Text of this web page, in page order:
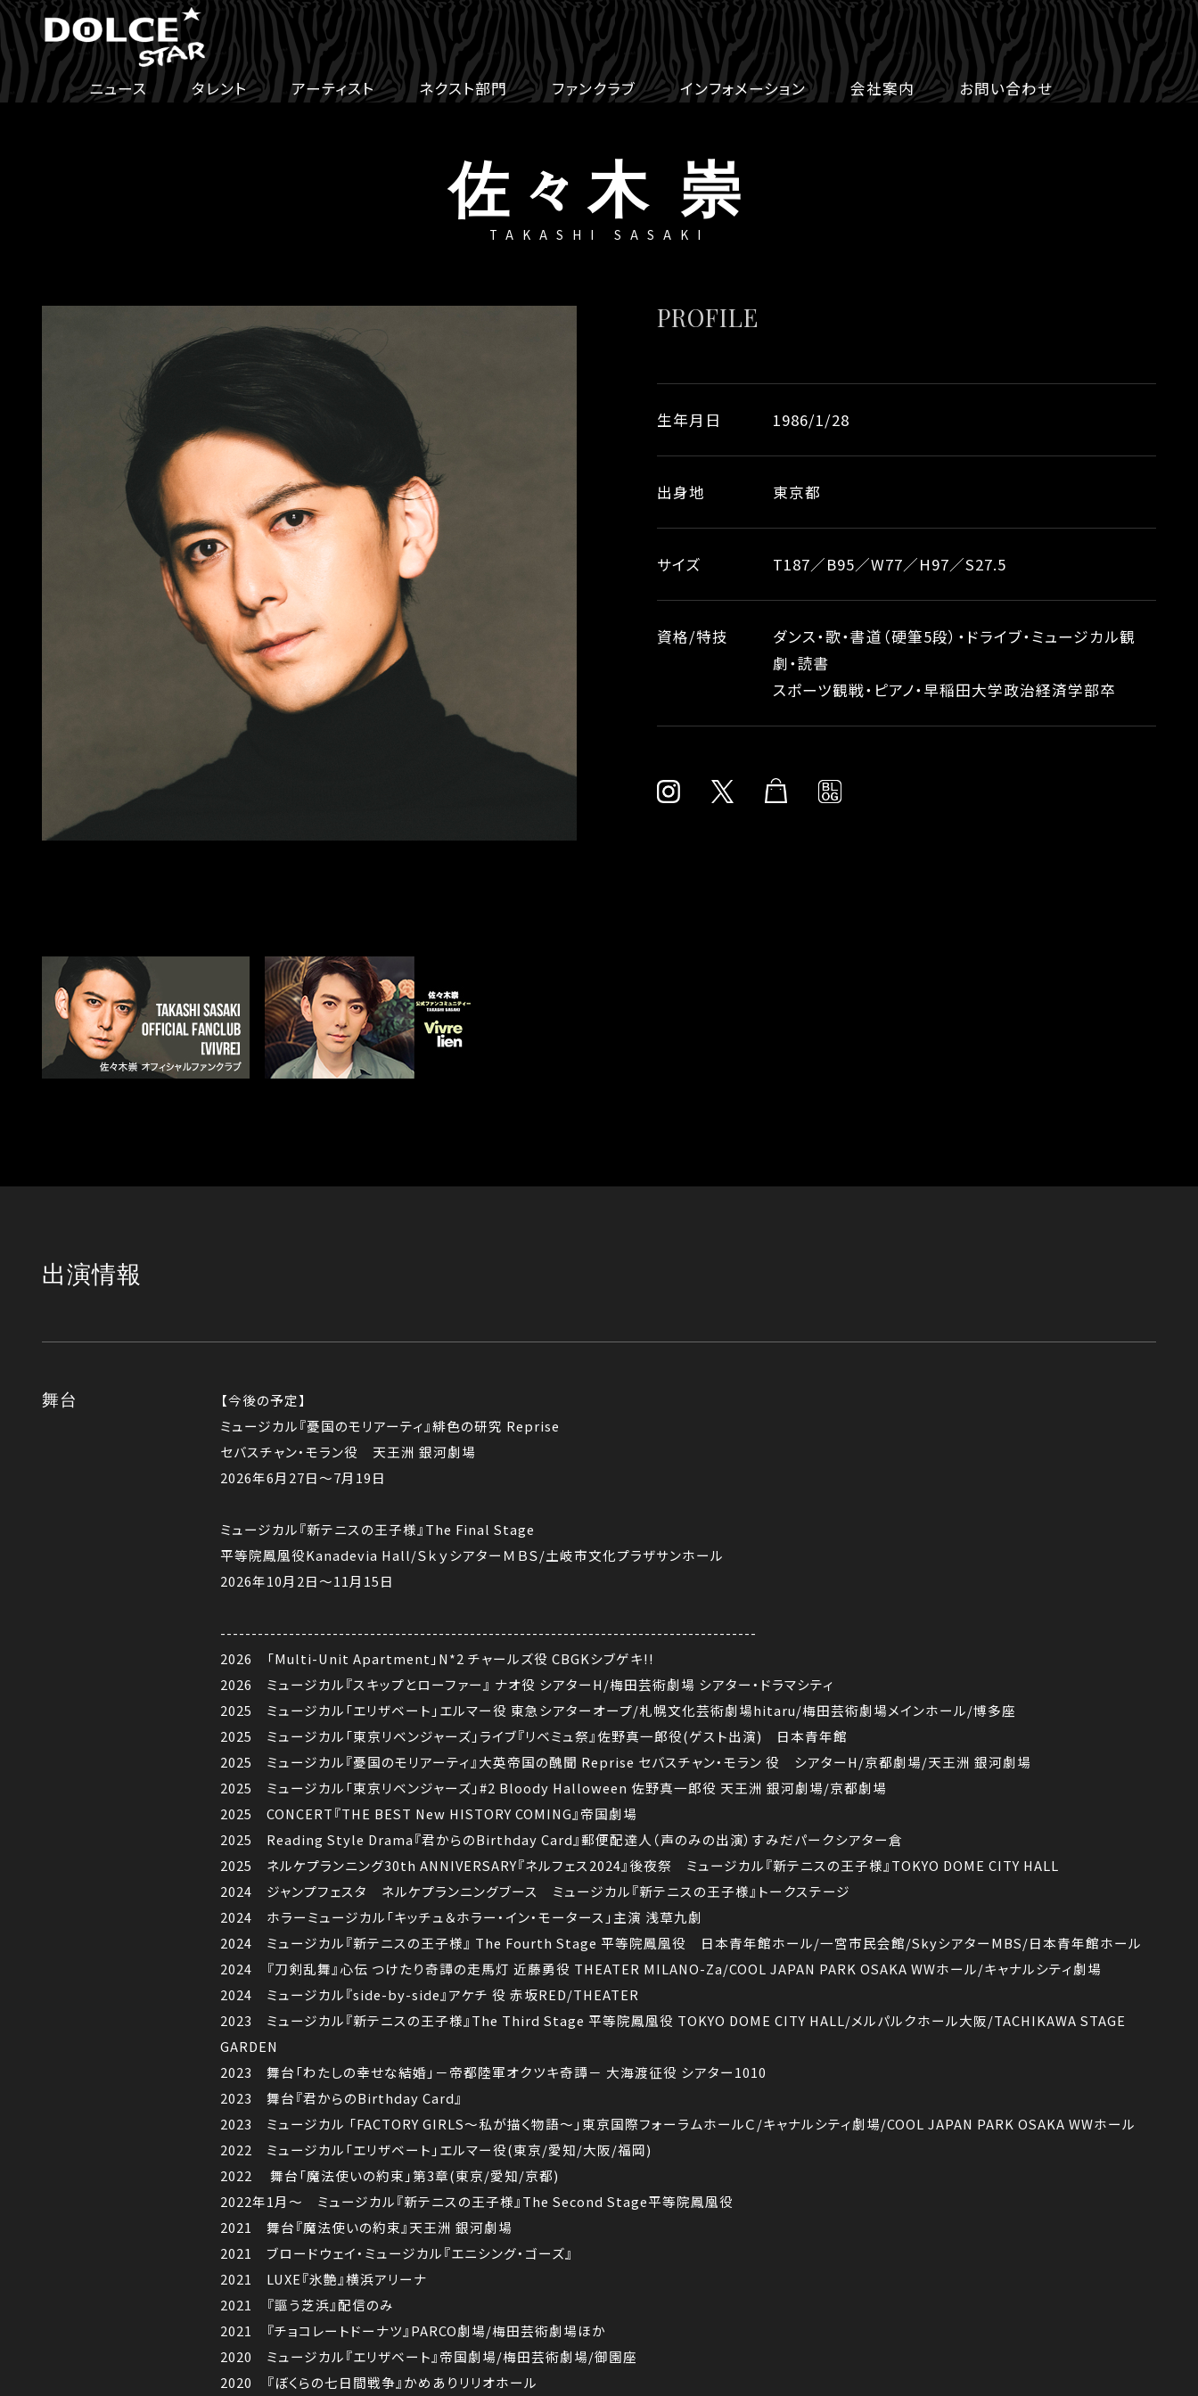
ニュース タレント アーティスト ネクスト部門 ファンクラブ インフォメーション 会社案内 お問い合わせ
佐々木 崇
TAKASHI SASAKI
PROFILE
生年月日 1986/1/28
出身地 東京都
サイズ T187／B95／W77／H97／S27.5
資格/特技
ダンス・歌・書道（硬筆5段）・ドライブ・ミュージカル観
劇・読書
スポーツ観戦・ピアノ・早稲田大学政治経済学部卒
出演情報
舞台
【今後の予定】
ミュージカル『憂国のモリアーティ』緋色の研究 Reprise
セバスチャン・モラン役 天王洲 銀河劇場
2026年6月27日～7月19日
ミュージカル『新テニスの王子様』The Final Stage
平等院鳳凰役Kanadevia Hall/ＳｋｙシアターＭＢＳ/土岐市文化プラザサンホール
2026年10月2日～11月15日
--------------------------------------------------------------------------------------
2026 「Multi-Unit Apartment」N*2 チャールズ役 CBGKシブゲキ!!
2026 ミュージカル『スキップとローファー』 ナオ役 シアターH/梅田芸術劇場 シアター・ドラマシティ
2025 ミュージカル「エリザベート」エルマー役 東急シアターオープ/札幌文化芸術劇場hitaru/梅田芸術劇場メインホール/博多座
2025 ミュージカル「東京リベンジャーズ」ライブ『リベミュ祭』佐野真一郎役(ゲスト出演) 日本青年館
2025 ミュージカル『憂国のモリアーティ』大英帝国の醜聞 Reprise セバスチャン・モラン 役 シアターH/京都劇場/天王洲 銀河劇場
2025 ミュージカル「東京リベンジャーズ」#2 Bloody Halloween 佐野真一郎役 天王洲 銀河劇場/京都劇場
2025 CONCERT『THE BEST New HISTORY COMING』帝国劇場
2025 Reading Style Drama『君からのBirthday Card』郵便配達人（声のみの出演）すみだパークシアター倉
2025 ネルケプランニング30th ANNIVERSARY『ネルフェス2024』後夜祭 ミュージカル『新テニスの王子様』TOKYO DOME CITY HALL
2024 ジャンプフェスタ ネルケプランニングブース ミュージカル『新テニスの王子様』トークステージ
2024 ホラーミュージカル「キッチュ＆ホラー・イン・モータース」主演 浅草九劇
2024 ミュージカル『新テニスの王子様』 The Fourth Stage 平等院鳳凰役 日本青年館ホール/一宮市民会館/SkyシアターMBS/日本青年館ホール
2024 『刀剣乱舞』心伝 つけたり奇譚の走馬灯 近藤勇役 THEATER MILANO-Za/COOL JAPAN PARK OSAKA WWホール/キャナルシティ劇場
2024 ミュージカル『side-by-side』アケチ 役 赤坂RED/THEATER
2023 ミュージカル『新テニスの王子様』The Third Stage 平等院鳳凰役 TOKYO DOME CITY HALL/メルパルクホール大阪/TACHIKAWA STAGE
GARDEN
2023 舞台「わたしの幸せな結婚」－帝都陸軍オクツキ奇譚－ 大海渡征役 シアター1010
2023 舞台『君からのBirthday Card』
2023 ミュージカル 「FACTORY GIRLS～私が描く物語～」東京国際フォーラムホールＣ/キャナルシティ劇場/COOL JAPAN PARK OSAKA WWホール
2022 ミュージカル「エリザベート」エルマー役(東京/愛知/大阪/福岡)
2022 舞台「魔法使いの約束」第3章(東京/愛知/京都)
2022年1月～ ミュージカル『新テニスの王子様』The Second Stage平等院鳳凰役
2021 舞台『魔法使いの約束』天王洲 銀河劇場
2021 ブロードウェイ・ミュージカル『エニシング・ゴーズ』
2021 LUXE『氷艶』横浜アリーナ
2021 『謳う芝浜』配信のみ
2021 『チョコレートドーナツ』PARCO劇場/梅田芸術劇場ほか
2020 ミュージカル『エリザベート』帝国劇場/梅田芸術劇場/御園座
2020 『ぼくらの七日間戦争』かめありリリオホール